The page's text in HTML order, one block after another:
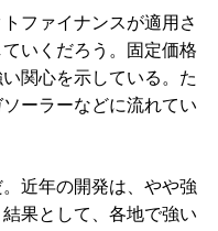
ファイナンスが適用さ
いくだろう。固定価格
関心を示している。た
ーラーなどに流れてい
近年の開発は、やや強
果として、各地で強い